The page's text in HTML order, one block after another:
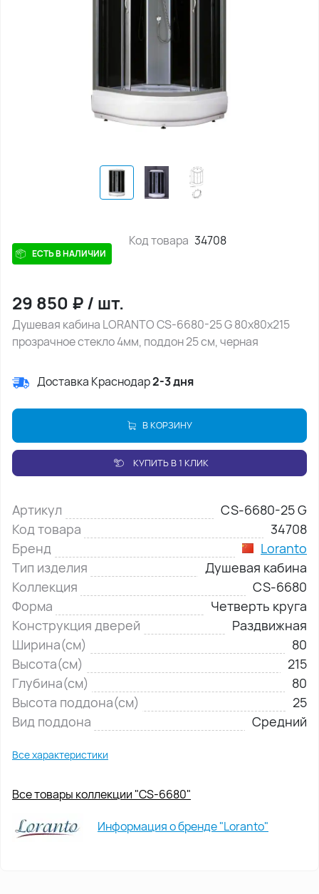
ЕСТЬ В НАЛИЧИИ
Код товара 34708
29 850 ₽/ шт.
Душевая кабина LORANTO CS-6680-25 G 80х80х215
прозрачное стекло 4мм, поддон 25 см, черная
Доставка Краснодар2-3 дня
В КОРЗИНУ
КУПИТЬ В 1 КЛИК
Артикул
CS-6680-25 G
Код товара
34708
Бренд
Loranto
Тип изделия
Душевая кабина
Коллекция
CS-6680
Форма
Четверть круга
Конструкция дверей
Раздвижная
Ширина(см)
80
Высота(см)
215
Глубина(см)
80
Высота поддона(см)
25
Вид поддона
Средний
Все характеристики
Все товары коллекции "CS-6680"
Информация о бренде "Loranto"